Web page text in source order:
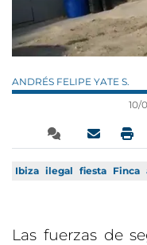
ANDRÉS FELIPE YATE S.
10/
Ibiza ilegal fiesta Finca
Las fuerzas de